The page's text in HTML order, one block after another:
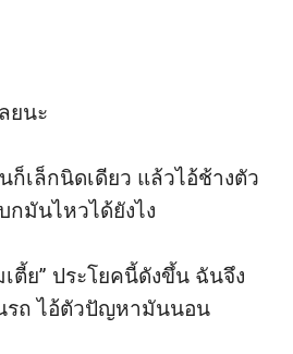
ยนะ
เล็กนิดเดียว แล้วไอ้ช้างตัว
มันไหวได้ยังไง
ตี้ย” ประโยคนี้ดังขึ้น ฉันจึง
รถ ไอ้ตัวปัญหามันนอน